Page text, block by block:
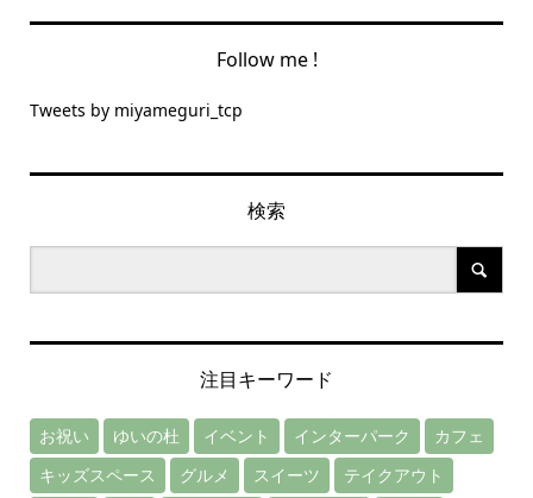
Follow me !
Tweets by miyameguri_tcp
検索
注目キーワード
お祝い ゆいの杜 イベント インターパーク
カフェ
キッズスペース
グルメ スイーツ
テイクアウト